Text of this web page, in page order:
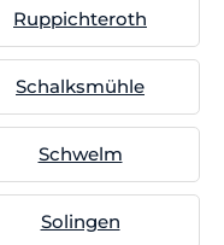
Ruppichteroth
Schalksmühle
Schwelm
Solingen